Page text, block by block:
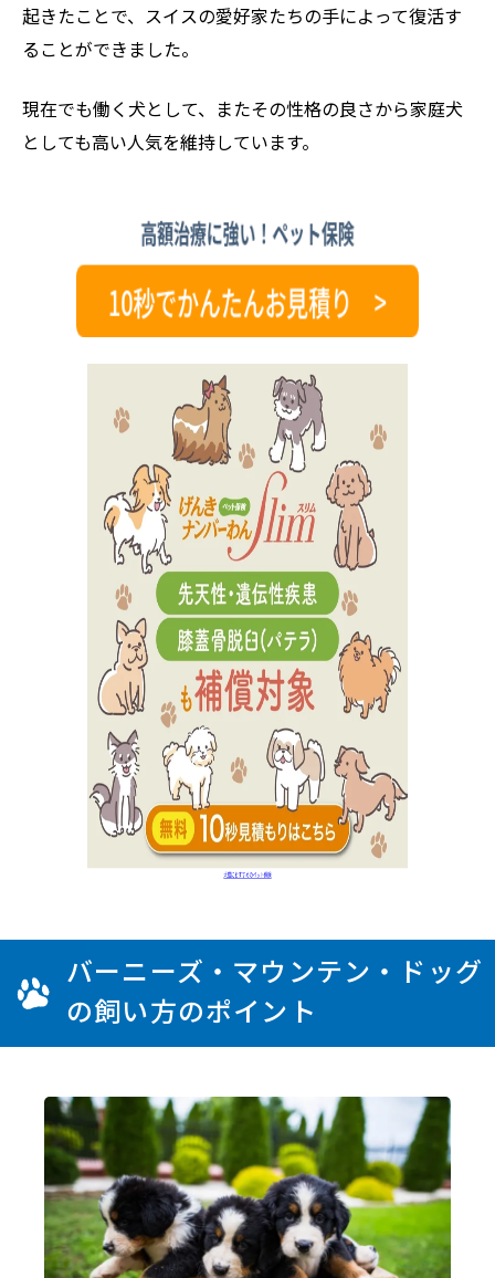
起きたことで、スイスの愛好家たちの手によって復活す
ることができました。
現在でも働く犬として、またその性格の良さから家庭犬
としても高い人気を維持しています。
バーニーズ・マウンテン・ドッグ
の飼い方のポイント